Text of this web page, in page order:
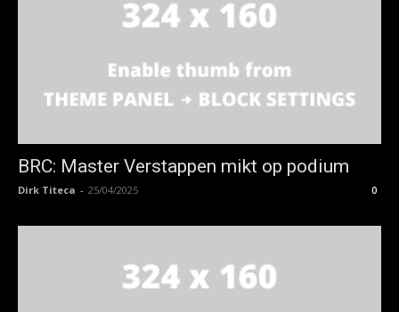
BRC: Master Verstappen mikt op podium
Dirk Titeca - 25/04/2025 0